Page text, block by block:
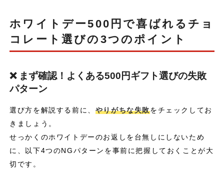
ホワイトデー500円で喜ばれるチョ
コレート選びの3つのポイント
❌ まず確認！よくある500円ギフト選びの失敗
パターン
選び方を解説する前に、 やりがちな失敗をチェックしてお
きましょう。
せっかくのホワイトデーのお返しを台無しにしないため
に、以下4つのNGパターンを事前に把握しておくことが大
切です。